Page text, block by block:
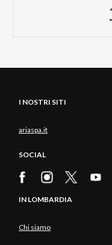
I NOSTRI SITI
ariaspa.it
SOCIAL
IN LOMBARDIA
Chi siamo